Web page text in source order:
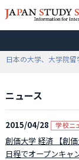
日本の大学、大学院留
ニュース
2015/04/28
創価大学 経済 【創
日程でオープンキャ